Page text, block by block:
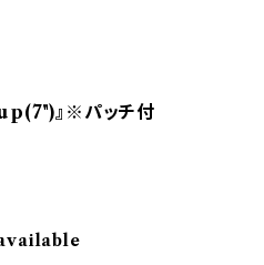
』※パッチ付